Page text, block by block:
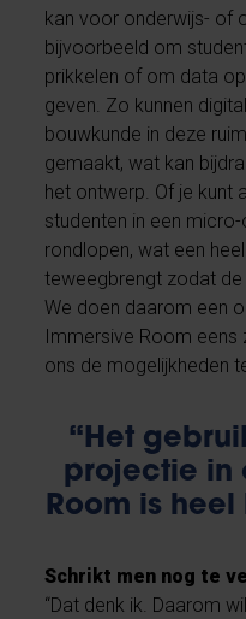
kan voor onderwijs- of
bijvoorbeeld om
prikkelen of om data
geven. Zo kunnen
bouwkunde in deze
gemaakt, wat kan
het ontwerp. Of je kunt
studenten in een
rondlopen, wat een
teweegbrengt zodat de
We doen daarom een
Immersive Room eens
ons de mogelijkheden
“Het
projectie in
Room is
Schrikt men nog te
“Dat denk ik. Daarom